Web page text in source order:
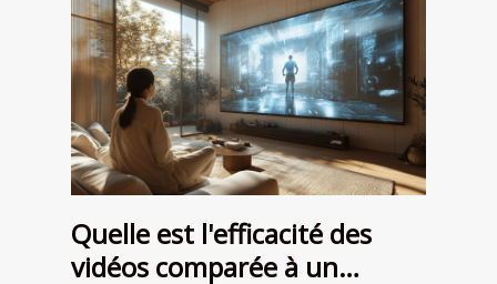
Quelle est l'efficacité des
vidéos comparée à un